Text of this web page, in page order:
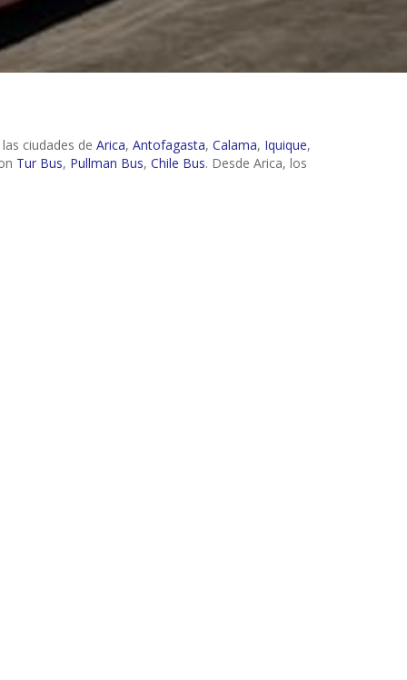
ciudades de Arica, Antofagasta, Calama, Iquique,
Tur Bus, Pullman Bus, Chile Bus. Desde Arica, los